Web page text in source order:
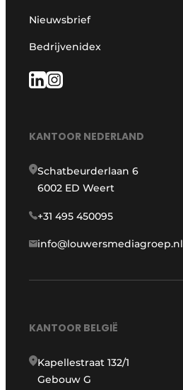
Nieuwsbrief
Bedrijvenidex
KANTOOR NEDERLAND
Schatbeurderlaan 6
6002 ED Weert
+31 495 450095
info@louwersmediagroep.nl
KANTOOR BELGIË
Kapellestraat 132/1
Gebouw G